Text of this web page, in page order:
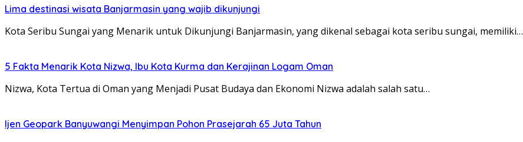
Lima destinasi wisata Banjarmasin yang wajib dikunjungi
Kota Seribu Sungai yang Menarik untuk Dikunjungi Banjarmasin, yang dikenal sebagai kota seribu sungai, memiliki…
5 Fakta Menarik Kota Nizwa, Ibu Kota Kurma dan Kerajinan Logam Oman
Nizwa, Kota Tertua di Oman yang Menjadi Pusat Budaya dan Ekonomi Nizwa adalah salah satu…
Ijen Geopark Banyuwangi Menyimpan Pohon Prasejarah 65 Juta Tahun